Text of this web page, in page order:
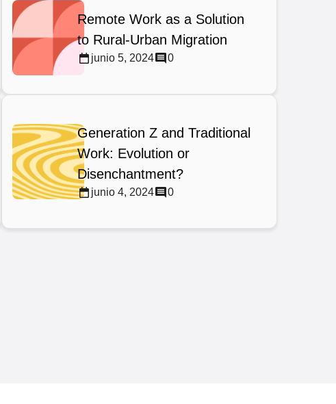
Remote Work as a Solution
to Rural-Urban Migration
junio 5, 2024 0
Generation Z and Traditional
Work: Evolution or
Disenchantment?
junio 4, 2024 0